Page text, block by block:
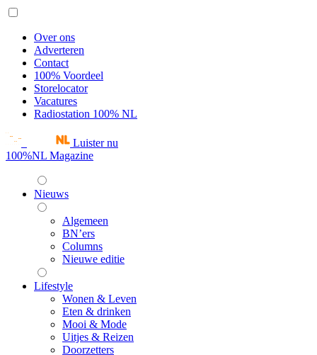
Over ons
Adverteren
Contact
100% Voordeel
Storelocator
Vacatures
Radiostation 100% NL
Luister nu
100%NL Magazine
Nieuws
Algemeen
BN’ers
Columns
Nieuwe editie
Lifestyle
Wonen & Leven
Eten & drinken
Mooi & Mode
Uitjes & Reizen
Doorzetters